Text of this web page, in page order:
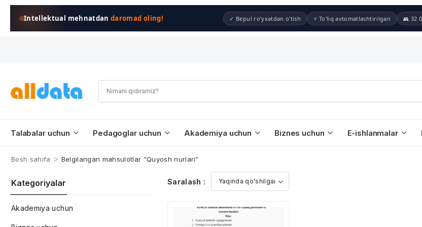
Intellektual mehnatdandaromad oling! ✓ Bepul ro'yxatdan o'tish ⚡ To'liq avtomatlashtirilgan 👥 32
Talabalar uchun Pedagoglar uchun Akademiya uchun Biznes uchun E-ishlanmalar
Bosh sahifa > Belgilangan mahsulotlar “Quyosh nurlari”
Kategoriyalar
Akademiya uchun
Saralash :